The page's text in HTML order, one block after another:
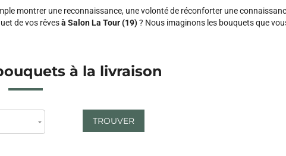
montrer une reconnaissance, une volonté de réconforter une
de vos rêvesà Salon La Tour (19)? Nous imaginons les bouquets que
à la livraison
TROUVER